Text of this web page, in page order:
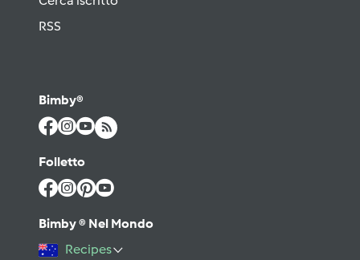
RSS
Bimby®
Folletto
Bimby ® Nel Mondo
Recipes